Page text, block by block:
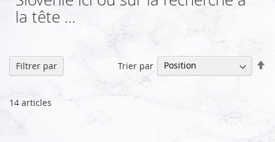
la tête ...
14 articles
Trier par
Filtrer par